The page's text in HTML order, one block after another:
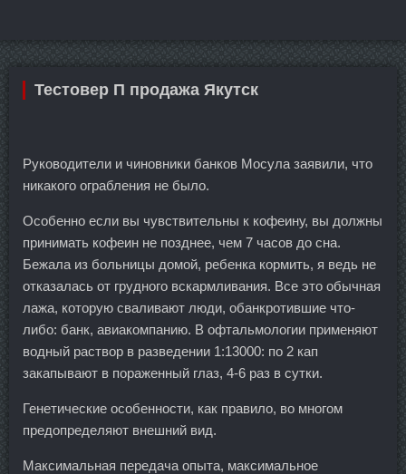
Тестовер П продажа Якутск
Руководители и чиновники банков Мосула заявили, что
никакого ограбления не было.
Особенно если вы чувствительны к кофеину, вы должны
принимать кофеин не позднее, чем 7 часов до сна.
Бежала из больницы домой, ребенка кормить, я ведь не
отказалась от грудного вскармливания. Все это обычная
лажа, которую сваливают люди, обанкротившие что-
либо: банк, авиакомпанию. В офтальмологии применяют
водный раствор в разведении 1:13000: по 2 кап
закапывают в пораженный глаз, 4-6 раз в сутки.
Генетические особенности, как правило, во многом
предопределяют внешний вид.
Максимальная передача опыта, максимальное